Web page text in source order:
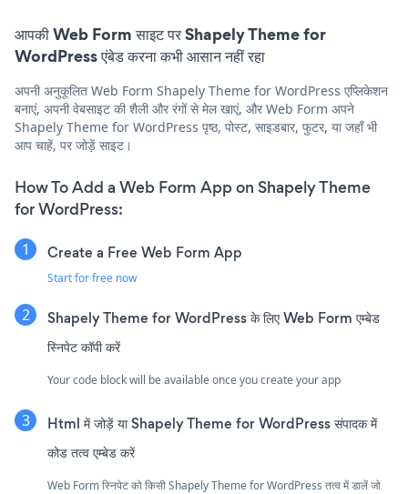
आपकी Web Form साइट पर Shapely Theme for
WordPress एंबेड करना कभी आसान नहीं रहा
अपनी अनुकूलित Web Form Shapely Theme for WordPress एप्लिकेशन
बनाएं, अपनी वेबसाइट की शैली और रंगों से मेल खाएं, और Web Form अपने
Shapely Theme for WordPress पृष्ठ, पोस्ट, साइडबार, फुटर, या जहाँ भी
आप चाहें, पर जोड़ें साइट।
How To Add a Web Form App on Shapely Theme
for WordPress:
Create a Free Web Form App
Start for free now
Shapely Theme for WordPress के लिए Web Form एम्बेड
स्निपेट कॉपी करें
Your code block will be available once you create your app
Html में जोड़ें या Shapely Theme for WordPress संपादक में
कोड तत्व एम्बेड करें
Web Form स्निपेट को किसी Shapely Theme for WordPress तत्व में डालें जो